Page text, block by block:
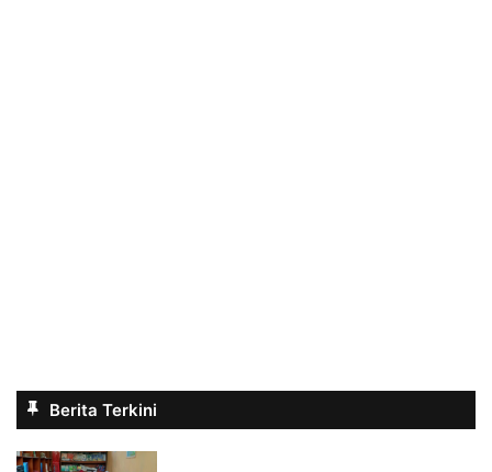
Berita Terkini